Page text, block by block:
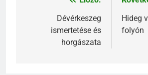
navigációDévérkeszeg
ismertetése és
horgászata
Hideg
folyón